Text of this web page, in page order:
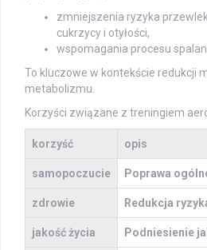
zmniejszenia ryzyka
cukrzycy i otyłości,
wspomagania procesu
To kluczowe w kontekście redukcji
metabolizmu.
Korzyści związane z treningiem
korzyść opis
samopoczucie Poprawa
zdrowie Redukcja
jakość życia Podniesienie